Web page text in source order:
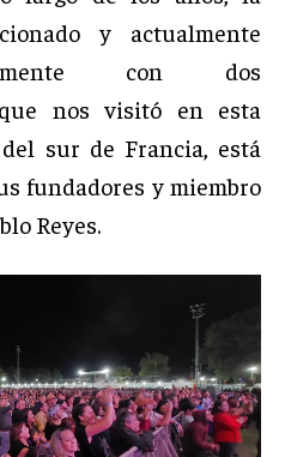
y actualmente
con dos
nos visitó en esta
sur de Francia, está
fundadores y miembro
Reyes.